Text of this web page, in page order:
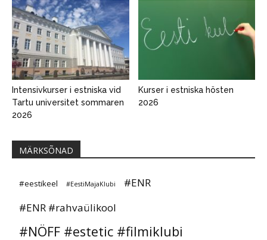
Intensivkurser i estniska vid
Tartu universitet sommaren
2026
Kurser i estniska hösten
2026
MÄRKSÕNAD
#eestikeel #EestiMajaKlubi
#ENR
#ENR #rahvaülikool
#NÖFF #estetic #filmiklubi